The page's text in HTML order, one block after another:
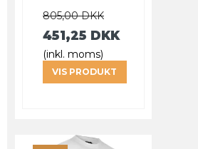
805,00 DKK
451,25 DKK
(inkl. moms)
VIS PRODUKT